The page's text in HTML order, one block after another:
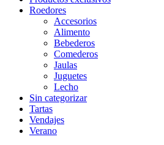
Roedores
Accesorios
Alimento
Bebederos
Comederos
Jaulas
Juguetes
Lecho
Sin categorizar
Tartas
Vendajes
Verano